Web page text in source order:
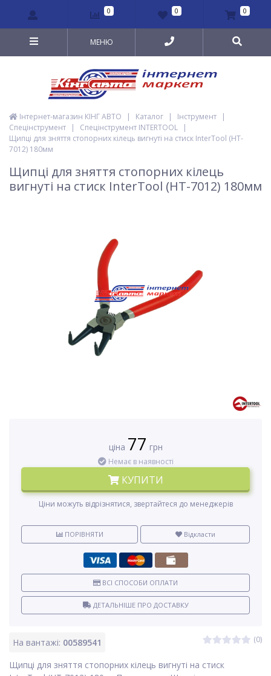
0 0 0
МЕНЮ
Інтернет-магазин КІНГ АВТО | Каталог | Інструмент
|
Спецінструмент
| Спецінструмент INTERTOOL
|
Щипці для зняття стопорних кілець вигнуті на стиск InterTool (HT-
7012) 180мм
Щипці для зняття стопорних кілець
вигнуті на стиск InterTool (HT-7012) 180мм
На вантажі: 00589541 (0)
Щипці для зняття стопорних кілець вигнуті на стиск
ціна 77 грн
Немає в наявності
КУПИТИ
Ціни можуть відрізнятися, звертайтеся до менеджерів
ПОРІВНЯТИ Відкласти
ВСІ СПОСОБИ ОПЛАТИ
ДЕТАЛЬНІШЕ ПРО ДОСТАВКУ